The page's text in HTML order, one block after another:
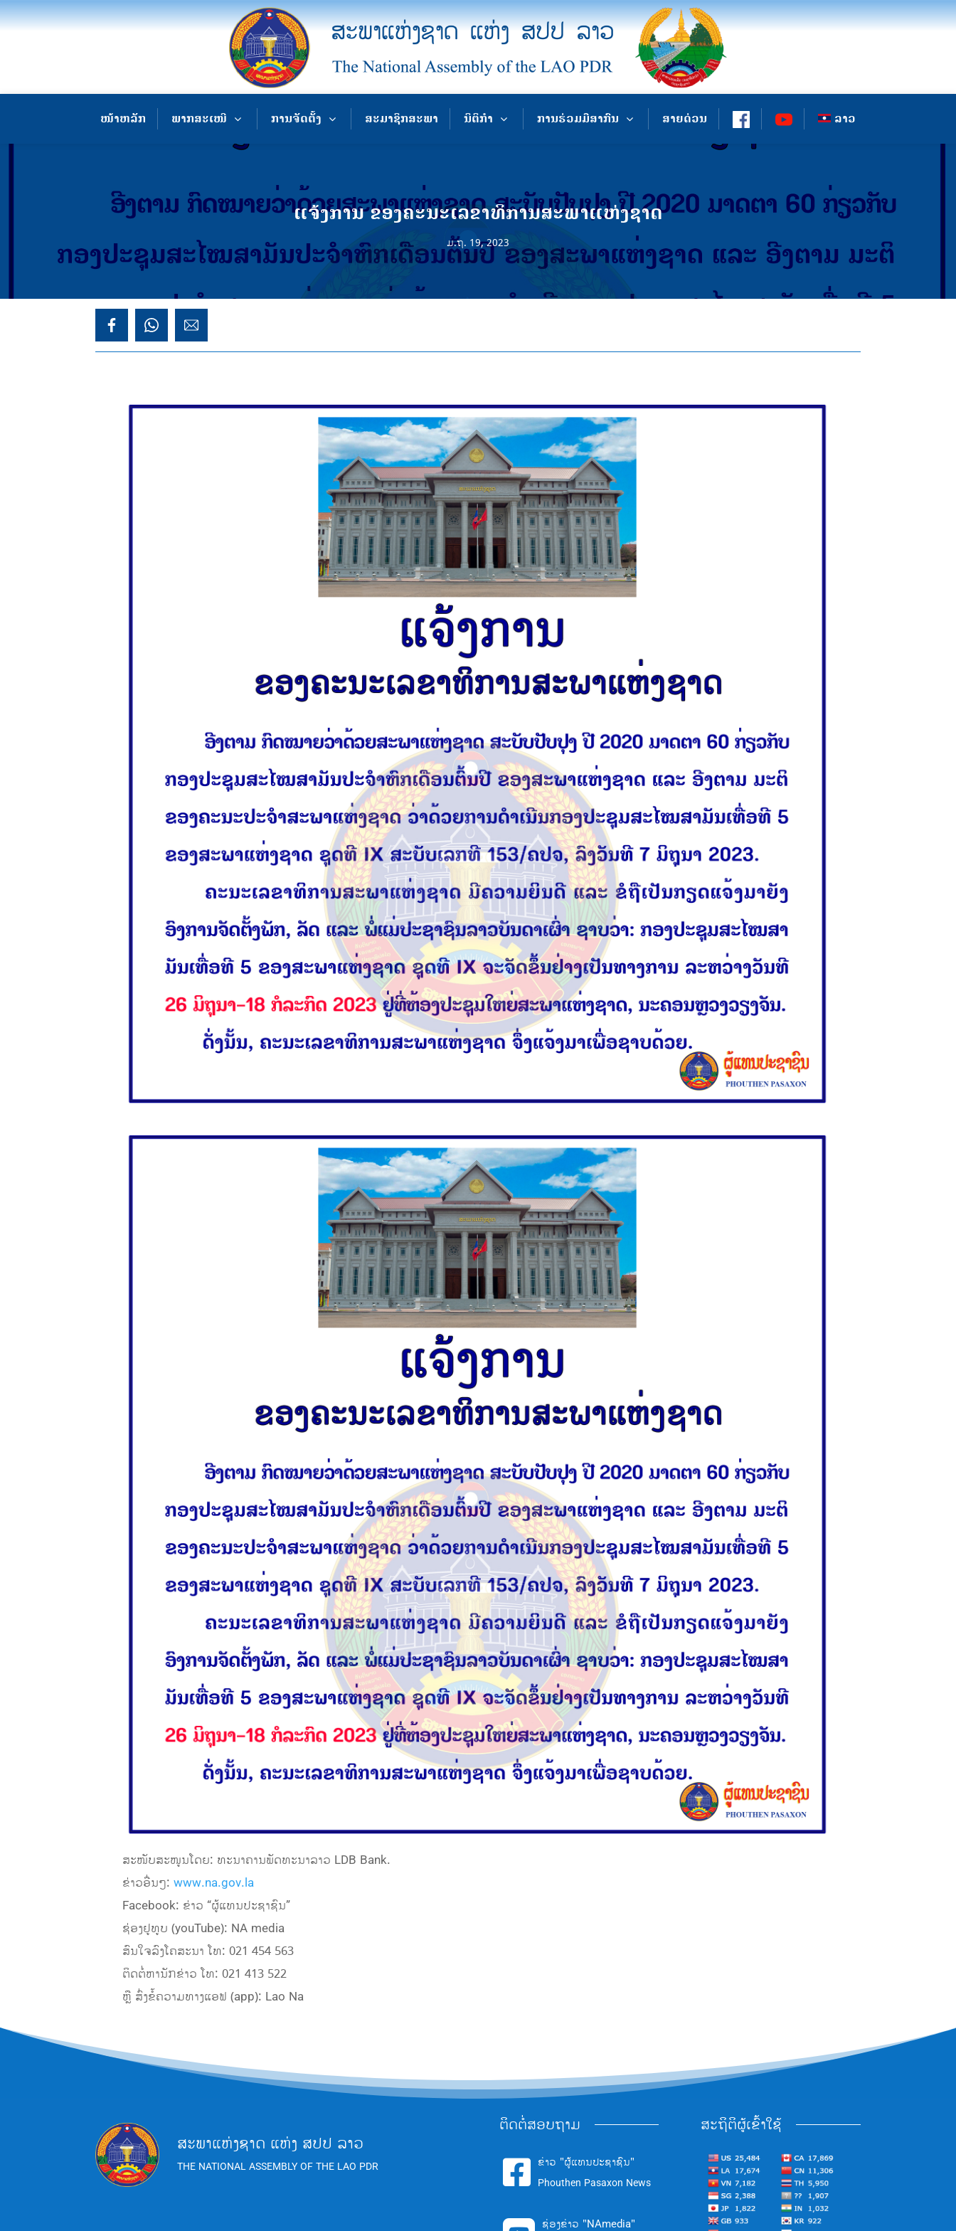
ໜ້າຫລັກ ພາກສະເໜີ ການຈັດຕັ້ງ ສະມາຊິກສະພາ ນິຕິກຳ ການຮ່ວມມືສາກົນ ສາຍດ່ວນ ລາວ
ແຈ້ງການ ຂອງຄະນະເລຂາທິການສະພາແຫ່ງຊາດ
ມ.ຖ. 19, 2023
ສະໜັບສະໜູນໂດຍ: ທະນາຄານພັດທະນາລາວ LDB Bank.
ຂ່າວອື່ນໆ: www.na.gov.la
Facebook: ຂ່າວ “ຜູ້ແທນປະຊາຊົນ”
ຊ່ອງຢູທູບ (youTube): NA media
ສົນໃຈລົງໂຄສະນາ ໂທ: 021 454 563
ຕິດຕໍ່ຫານັກຂ່າວ ໂທ: 021 413 522
ຫຼື ສົ່ງຂໍ້ຄວາມທາງແອຟ (app): Lao Na
ສະພາແຫ່ງຊາດ ແຫ່ງ ສປປ ລາວ
THE NATIONAL ASSEMBLY OF THE LAO PDR
ຕິດຕໍ່ສອບຖາມ
 ຂ່າວ "ຜູ້ແທນປະຊາຊົນ"
Phouthen Pasaxon News
ຊ່ອງຂ່າວ "NAmedia"
ສະຖິຕິຜູ້ເຂົ້າໃຊ້